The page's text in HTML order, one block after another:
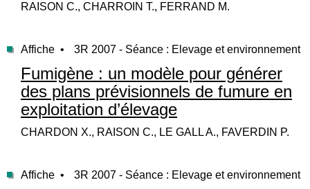
RAISON C., CHARROIN T., FERRAND M.
Affiche • 3R 2007 - Séance : Elevage et environnement
Fumigène : un modèle pour générer
des plans prévisionnels de fumure en
exploitation d’élevage
CHARDON X., RAISON C., LE GALL A., FAVERDIN P.
Affiche • 3R 2007 - Séance : Elevage et environnement